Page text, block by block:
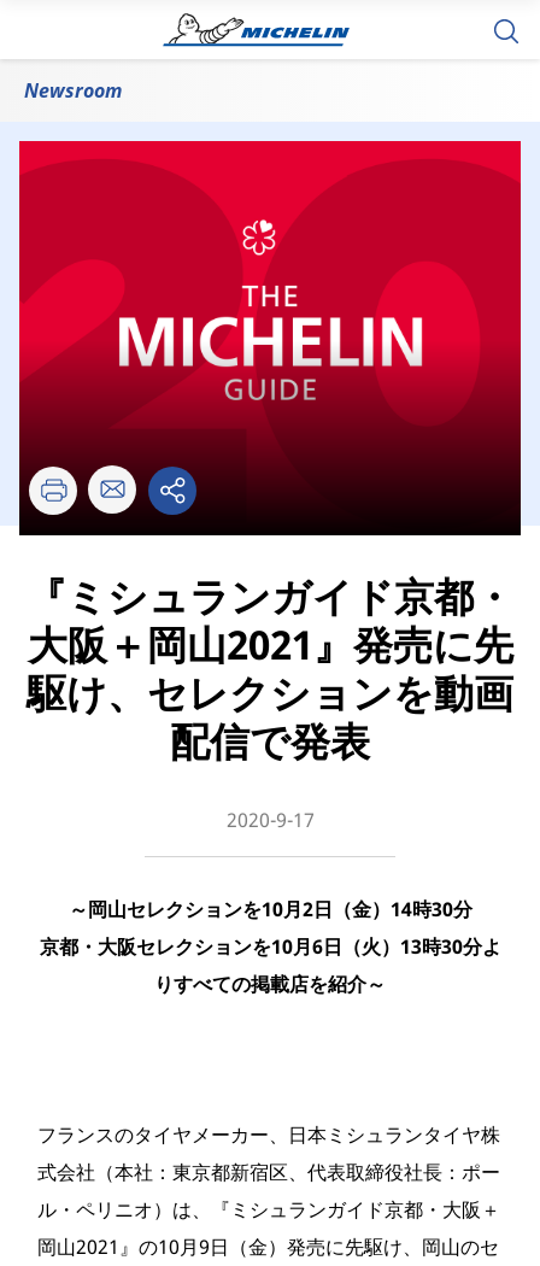
Newsroom
『ミシュランガイド京都・
大阪＋岡山2021』発売に先
駆け、セレクションを動画
配信で発表
2020-9-17
～岡山セレクションを10月2日（金）14時30分
京都・大阪セレクションを10月6日（火）13時30分よ
りすべての掲載店を紹介～
フランスのタイヤメーカー、日本ミシュランタイヤ株
式会社（本社：東京都新宿区、代表取締役社長：ポー
ル・ペリニオ）は、『ミシュランガイド京都・大阪＋
岡山2021』の10月9日（金）発売に先駆け、岡山のセ